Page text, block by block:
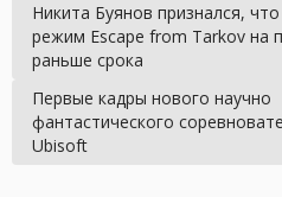
Никита Буянов признался,
режим Escape from Tarkov на
раньше срока
Первые кадры нового научно
фантастического
Ubisoft